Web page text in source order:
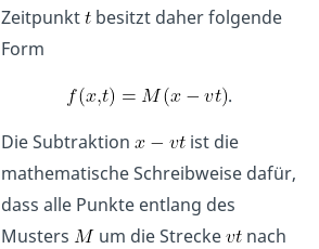
Zeitpunkt besitzt daher folgende
Form
.
Die Subtraktion
ist die
mathematische Schreibweise dafür,
dass alle Punkte entlang des
Musters
um die Strecke
nach